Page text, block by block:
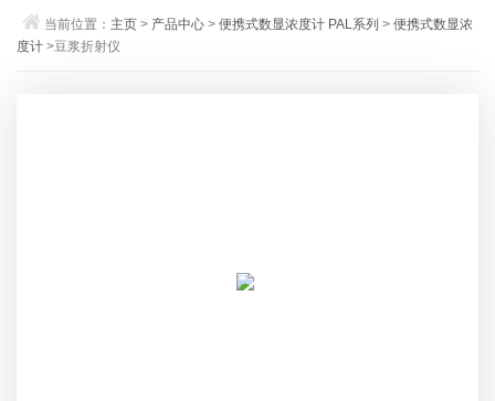
当前位置： 主页 > 产品中心 >便携式数显浓度计 PAL系列 >便携式数显浓
度计 >豆浆折射仪